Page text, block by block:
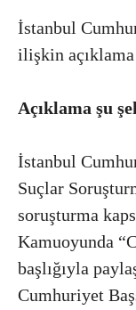
İstanbul
ilişkin açıklama
Açıklama şu
İstanbul
Suçlar
soruşturma
Kamuoyunda
başlığıyla
Cumhuriyet